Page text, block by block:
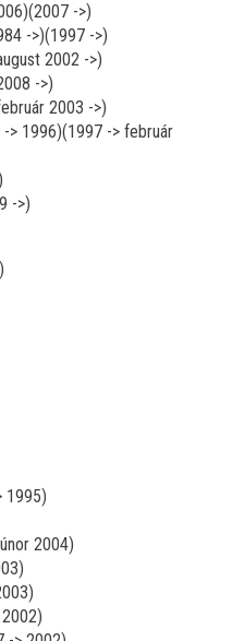
->)
->)(1997 ->)
2002 ->)
->)
2003 ->)
> 1996)(1997 -> február
->)
1995)
2004)